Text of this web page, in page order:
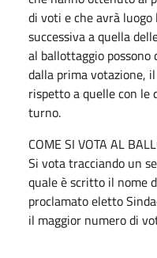
di voti e che avrà luogo
successiva a quella
al ballottaggio
dalla prima votazione,
rispetto a quelle con le
turno.
COME SI VOTA AL
Si vota tracciando un
quale è scritto il nome
proclamato eletto
il maggior numero di